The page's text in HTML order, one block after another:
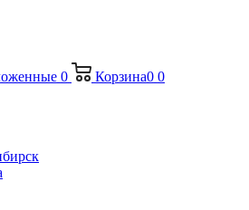
0 Корзина0 0